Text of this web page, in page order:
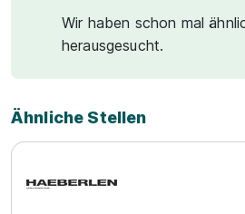
Wir haben schon mal
herausgesucht.
Ähnliche Stellen